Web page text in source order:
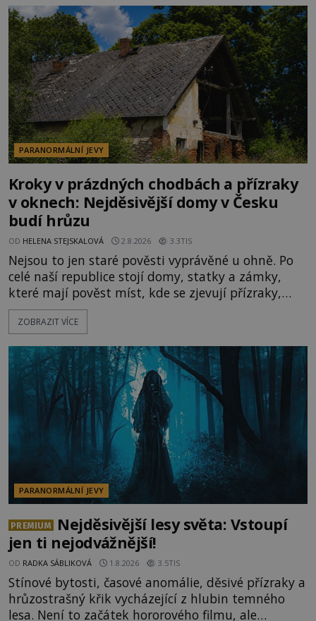
kolem 17 000 000 zábavychtivých lidí ročně. A ač je
velká snaha to utajit, někteří z
PARANORMÁLNÍ JEVY
Kroky v prázdných chodbách a přízraky
v oknech: Nejděsivější domy v Česku
budí hrůzu
OD HELENA STEJSKALOVÁ 2.8.2026 3.3TIS
Nejsou to jen staré pověsti vyprávěné u ohně. Po
celé naší republice stojí domy, statky a zámky,
které mají pověst míst, kde se zjevují přízraky,
ozývají nevysvětlitelné zvuky nebo se dějí podivné
jevy. Zatímco historici většinou hledají racionální
lokality vykazují nápadně podobná svědectví po
celé generace. A právě tato opakující se svědectví
ZOBRAZIT VÍCE
PARANORMÁLNÍ JEVY
PREMIUM
Nejděsivější lesy světa: Vstoupí
jen ti nejodvážnější!
OD RADKA SÁBLIKOVÁ 1.8.2026 3.5TIS
Stínové bytosti, časové anomálie, děsivé přízraky a
hrůzostrašný křik vycházející z hlubin temného
lesa. Není to začátek hororového filmu, ale